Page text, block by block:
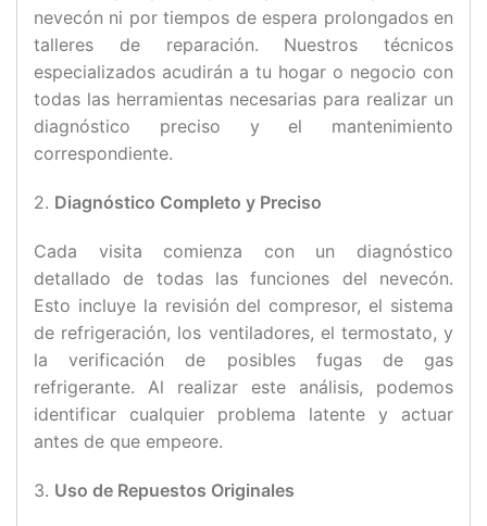
nevecón ni por tiempos de espera prolongados en
talleres de reparación. Nuestros técnicos
especializados acudirán a tu hogar o negocio con
todas las herramientas necesarias para realizar un
diagnóstico preciso y el mantenimiento
correspondiente.
2. Diagnóstico Completo y Preciso
Cada visita comienza con un diagnóstico
detallado de todas las funciones del nevecón.
Esto incluye la revisión del compresor, el sistema
de refrigeración, los ventiladores, el termostato, y
la verificación de posibles fugas de gas
refrigerante. Al realizar este análisis, podemos
identificar cualquier problema latente y actuar
antes de que empeore.
3. Uso de Repuestos Originales